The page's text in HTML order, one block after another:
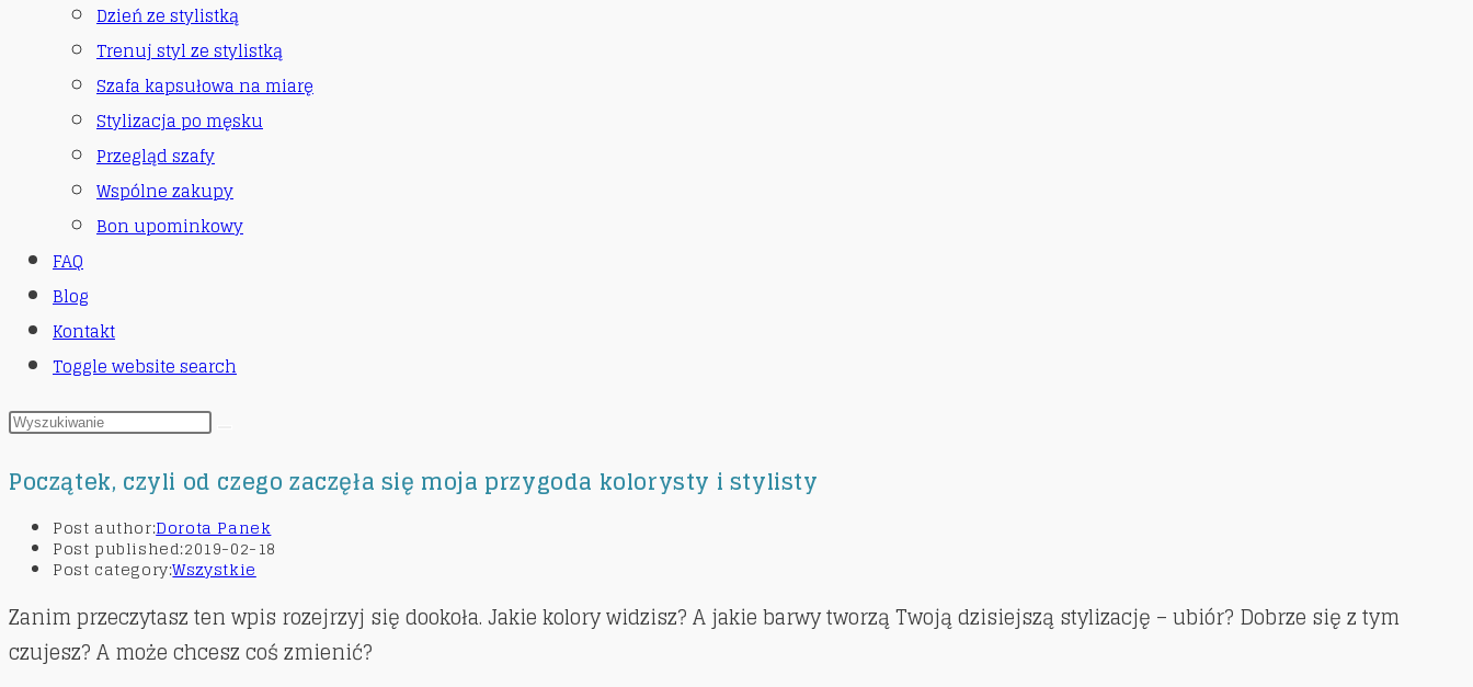
Dzień ze stylistką
Trenuj styl ze stylistką
Szafa kapsułowa na miarę
Stylizacja po męsku
Przegląd szafy
Wspólne zakupy
Bon upominkowy
FAQ
Blog
Kontakt
Toggle website search
Początek, czyli od czego zaczęła się moja przygoda kolorysty i stylisty
Post author:Dorota Panek
Post published:2019-02-18
Post category:Wszystkie
Zanim przeczytasz ten wpis rozejrzyj się dookoła. Jakie kolory widzisz? A jakie barwy tworzą Twoją dzisiejszą stylizację – ubiór? Dobrze się z tym
czujesz? A może chcesz coś zmienić?